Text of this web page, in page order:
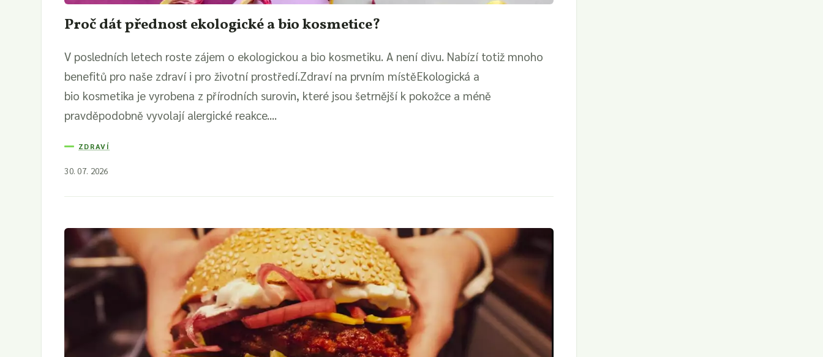
Proč dát přednost ekologické a bio kosmetice?
V posledních letech roste zájem o ekologickou a bio kosmetiku. A není divu. Nabízí totiž mnoho
benefitů pro naše zdraví i pro životní prostředí.Zdraví na prvním místěEkologická a
bio kosmetika je vyrobena z přírodních surovin, které jsou šetrnější k pokožce a méně
pravděpodobně vyvolají alergické reakce....
ZDRAVÍ
30. 07. 2026